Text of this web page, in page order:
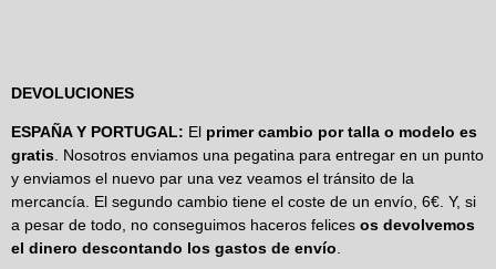
DEVOLUCIONES
ESPAÑA Y PORTUGAL: El primer cambio por talla o modelo es
gratis. Nosotros enviamos una pegatina para entregar en un punto
y enviamos el nuevo par una vez veamos el tránsito de la
mercancía. El segundo cambio tiene el coste de un envío, 6€. Y, si
a pesar de todo, no conseguimos haceros felices os devolvemos
el dinero descontando los gastos de envío.